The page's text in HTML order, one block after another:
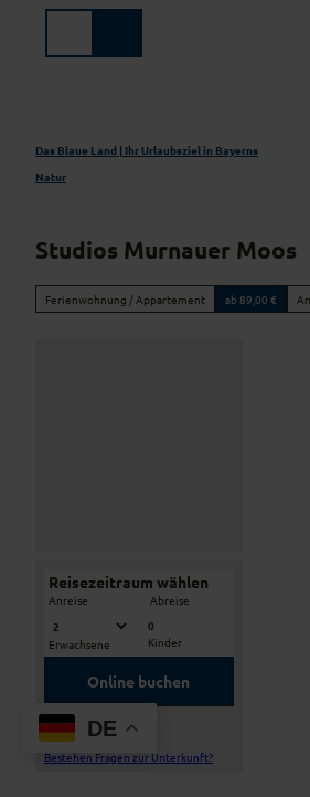
Das Blaue Land | Ihr Urlaubsziel in Bayerns
Natur
Studios Murnauer Moos
Ferienwohnung / Appartement ab 89,00 €
Reisezeitraum wählen
Anreise
-
Abreise
Erwachsene
0
Kinder
Online buchen
Service-Telefon
00491756154536
Bestehen Fragen zur Unterkunft?
DE